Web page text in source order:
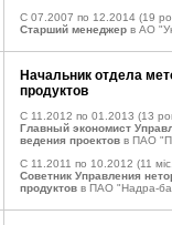
C 07.2007 по 12.2014 (19
Старший менеджер в АО
Начальник отдела
продуктов
C 11.2012 по 01.2013 (13
Главный экономист
ведения проектов в ПАО
C 11.2011 по 10.2012 (11
Советник Управления
продуктов в ПАО "Надра-